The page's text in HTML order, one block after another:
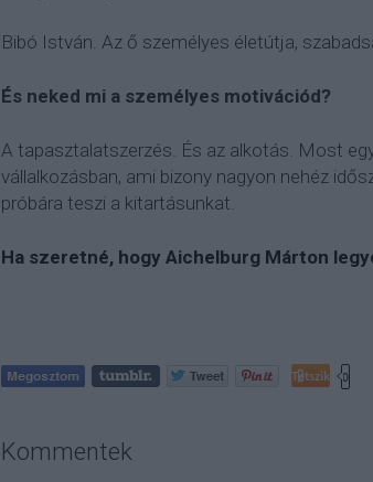
Bibó István. Az ő személyes életútja,
És neked mi a személyes motivációd?
A tapasztalatszerzés. És az alkotás. Most
vállalkozásban, ami bizony nagyon nehéz
próbára teszi a kitartásunkat.
Ha szeretné, hogy Aichelburg Márton
Tetszik 0
Kommentek